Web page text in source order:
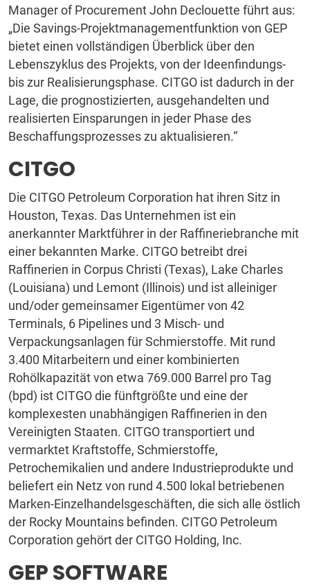
Manager of Procurement John Declouette führt aus:
„Die Savings-Projektmanagementfunktion von GEP
bietet einen vollständigen Überblick über den
Lebenszyklus des Projekts, von der Ideenfindungs-
bis zur Realisierungsphase. CITGO ist dadurch in der
Lage, die prognostizierten, ausgehandelten und
realisierten Einsparungen in jeder Phase des
Beschaffungsprozesses zu aktualisieren.“
CITGO
Die CITGO Petroleum Corporation hat ihren Sitz in
Houston, Texas. Das Unternehmen ist ein
anerkannter Marktführer in der Raffineriebranche mit
einer bekannten Marke. CITGO betreibt drei
Raffinerien in Corpus Christi (Texas), Lake Charles
(Louisiana) und Lemont (Illinois) und ist alleiniger
und/oder gemeinsamer Eigentümer von 42
Terminals, 6 Pipelines und 3 Misch- und
Verpackungsanlagen für Schmierstoffe. Mit rund
3.400 Mitarbeitern und einer kombinierten
Rohölkapazität von etwa 769.000 Barrel pro Tag
(bpd) ist CITGO die fünftgrößte und eine der
komplexesten unabhängigen Raffinerien in den
Vereinigten Staaten. CITGO transportiert und
vermarktet Kraftstoffe, Schmierstoffe,
Petrochemikalien und andere Industrieprodukte und
beliefert ein Netz von rund 4.500 lokal betriebenen
Marken-Einzelhandelsgeschäften, die sich alle östlich
der Rocky Mountains befinden. CITGO Petroleum
Corporation gehört der CITGO Holding, Inc.
GEP SOFTWARE